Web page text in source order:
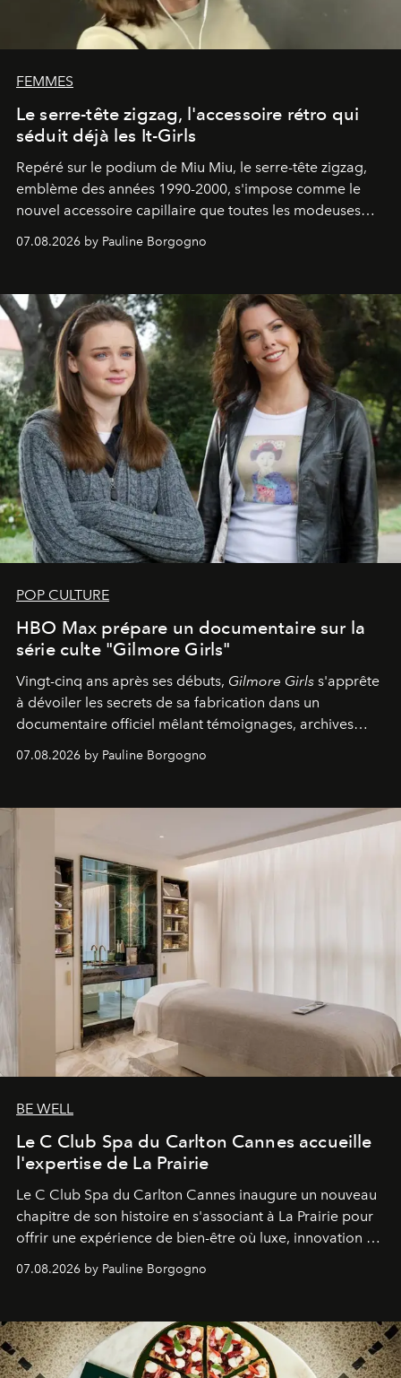
FEMMES
Le serre-tête zigzag, l'accessoire rétro qui
séduit déjà les It-Girls
Repéré sur le podium de Miu Miu, le serre-tête zigzag,
emblème des années 1990-2000, s'impose comme le
nouvel accessoire capillaire que toutes les modeuses
s'arrachent déjà.
07.08.2026 by Pauline Borgogno
POP CULTURE
HBO Max prépare un documentaire sur la
série culte "Gilmore Girls"
Vingt-cinq ans après ses débuts, Gilmore Girls s'apprête
à dévoiler les secrets de sa fabrication dans un
documentaire officiel mêlant témoignages, archives
inédites et plongée dans les coulisses d'un phénomène
générationnel.
07.08.2026 by Pauline Borgogno
BE WELL
Le C Club Spa du Carlton Cannes accueille
l'expertise de La Prairie
Le C Club Spa du Carlton Cannes inaugure un nouveau
chapitre de son histoire en s'associant à La Prairie pour
offrir une expérience de bien-être où luxe, innovation et
expertise se rencontrent.
07.08.2026 by Pauline Borgogno